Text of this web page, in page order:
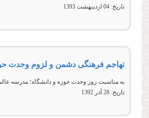
تاریخ: 04 ارديبهشت 1393
تهاجم فرهنگی دشمن و لزوم وحدت
به مناسبت روز وحدت حوزه و دانشگاه؛ مدرسه
تاریخ: 28 آذر 1392